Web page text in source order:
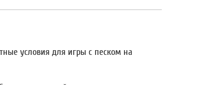
условия для игры с песком на